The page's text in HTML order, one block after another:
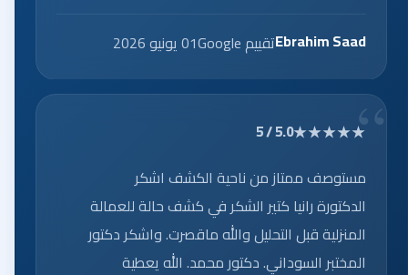
Ebrahim Saadتقييم Google 01 يونيو 2026
★★★★★
5.0 / 5
مستوصف ممتاز من ناحية الكشف اشكر
الدكتورة رانيا كتير الشكر في كشف حالة للعمالة
المنزلية قبل التحليل والله ماقصرت. واشكر دكتور
المختبر السوداني. دكتور محمد. الله يعطية